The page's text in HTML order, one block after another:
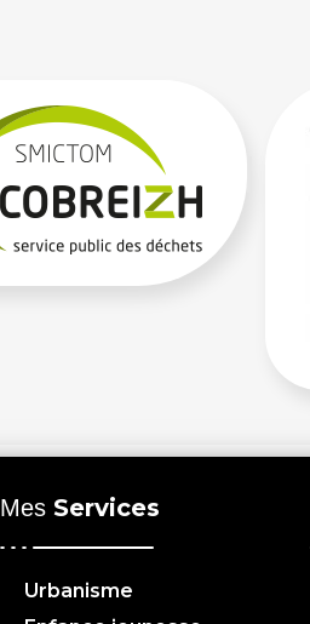
MesServices
Urbanisme